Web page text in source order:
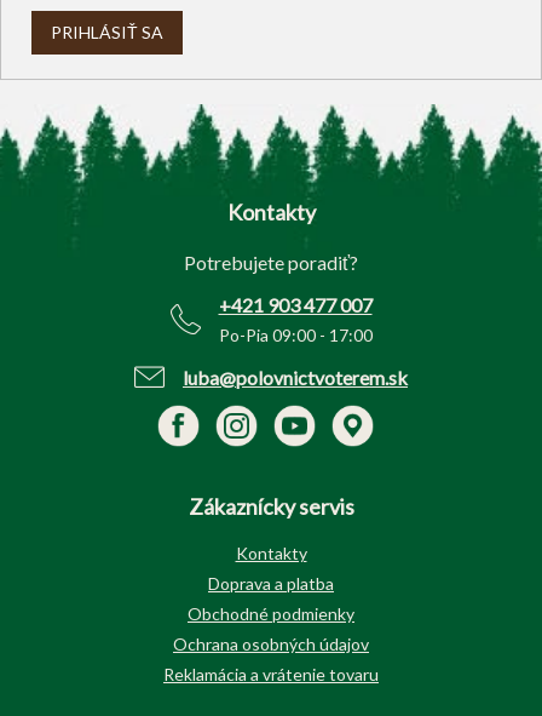
PRIHLÁSIŤ SA
Z
Kontakty
Potrebujete poradiť?
+421 903 477 007
Po-Pia 09:00 - 17:00
luba@polovnictvoterem.sk
Zákaznícky servis
Kontakty
Doprava a platba
Obchodné podmienky
Ochrana osobných údajov
Reklamácia a vrátenie tovaru